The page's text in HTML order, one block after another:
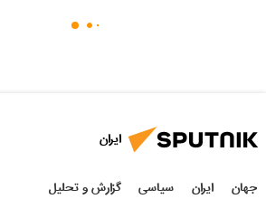
ایران
جهان ایران سیاسی گزارش و تحلیل